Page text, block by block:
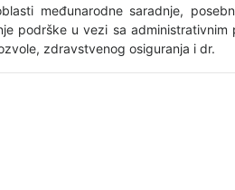
međunarodne saradnje,
podrške u vezi sa
zdravstvenog osiguranja i dr.